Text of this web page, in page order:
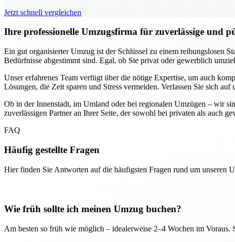
Jetzt schnell vergleichen
Ihre professionelle Umzugsfirma für zuverlässige und
Ein gut organisierter Umzug ist der Schlüssel zu einem reibungslosen
Bedürfnisse abgestimmt sind. Egal, ob Sie privat oder gewerblich
Unser erfahrenes Team verfügt über die nötige Expertise, um auch
Lösungen, die Zeit sparen und Stress vermeiden. Verlassen Sie sich
Ob in der Innenstadt, im Umland oder bei regionalen Umzügen – wir
zuverlässigen Partner an Ihrer Seite, der sowohl bei privaten als auch
FAQ
Häufig gestellte Fragen
Hier finden Sie Antworten auf die häufigsten Fragen rund um unseren
Wie früh sollte ich meinen Umzug buchen?
Am besten so früh wie möglich – idealerweise 2–4 Wochen im